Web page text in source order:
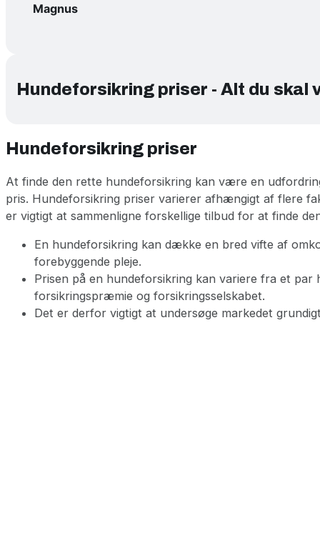
Magnus
Hundeforsikring priser - Alt du skal
Hundeforsikring priser
At finde den rette hundeforsikring kan være en
pris. Hundeforsikring priser varierer afhængigt af flere
er vigtigt at sammenligne forskellige tilbud for at finde
En hundeforsikring kan dække en bred vifte af
forebyggende pleje.
Prisen på en hundeforsikring kan variere fra et
forsikringspræmie og forsikringsselskabet.
Det er derfor vigtigt at undersøge markedet